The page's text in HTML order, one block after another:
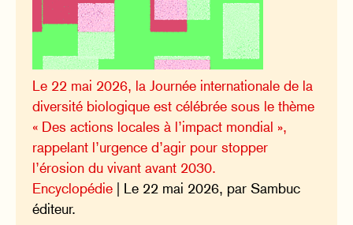
Le 22 mai 2026, la Journée internationale de la
diversité biologique est célébrée sous le thème
« Des actions locales à l’impact mondial »,
rappelant l’urgence d’agir pour stopper
l’érosion du vivant avant 2030.
Encyclopédie | Le 22 mai 2026, par Sambuc
éditeur.